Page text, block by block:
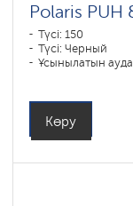
Polaris PUH
Түсі: 150
Түсі: Черный
Ұсынылатын
Көру